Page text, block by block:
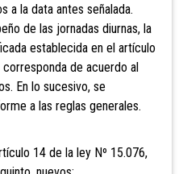
a la data antes señalada.
de las jornadas diurnas, la
establecida en el artículo
de acuerdo al
En lo sucesivo, se
a las reglas generales.
14 de la ley Nº 15.076,